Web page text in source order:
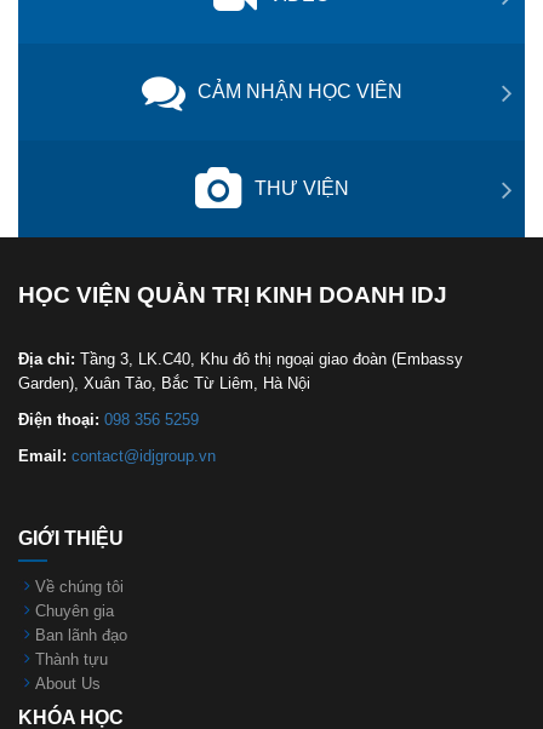
CẢM NHẬN HỌC VIÊN
THƯ VIỆN
HỌC VIỆN QUẢN TRỊ KINH DOANH IDJ
Địa chỉ: Tầng 3, LK.C40, Khu đô thị ngoại giao đoàn (Embassy
Garden), Xuân Tảo, Bắc Từ Liêm, Hà Nội
Điện thoại: 098 356 5259
Email: contact@idjgroup.vn
GIỚI THIỆU
Về chúng tôi
Chuyên gia
Ban lãnh đạo
Thành tựu
About Us
KHÓA HỌC